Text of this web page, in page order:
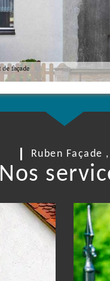
Ruben Façade ,
Nos